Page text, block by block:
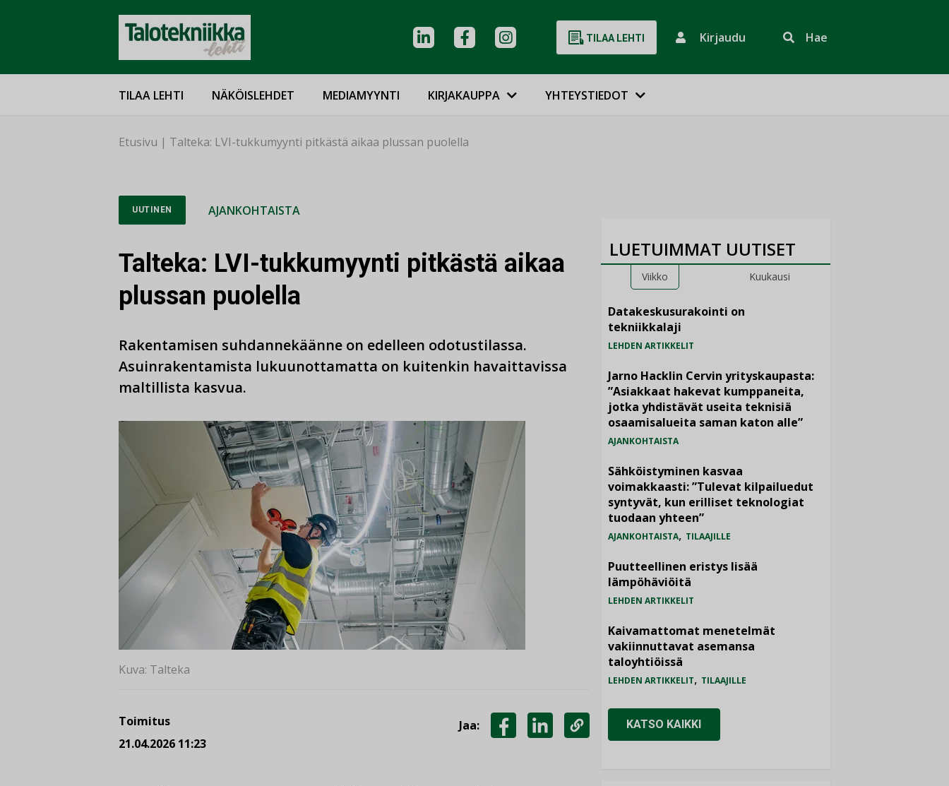
TILAA LEHTI Kirjaudu Hae
TILAA LEHTI NÄKÖISLEHDET MEDIAMYYNTI KIRJAKAUPPA YHTEYSTIEDOT
Etusivu | Talteka: LVI-tukkumyynti pitkästä aikaa plussan puolella
UUTINEN AJANKOHTAISTA
Talteka: LVI-tukkumyynti pitkästä aikaa
plussan puolella
Rakentamisen suhdannekäänne on edelleen odotustilassa.
Asuinrakentamista lukuunottamatta on kuitenkin havaittavissa
maltillista kasvua.
Kuva: Talteka
Toimitus
21.04.2026 11:23
Jaa:
KOPIOI
LUETUIMMAT UUTISET
Viikko Kuukausi
Datakeskusurakointi on
tekniikkalaji
LEHDEN ARTIKKELIT
Jarno Hacklin Cervin yrityskaupasta:
”Asiakkaat hakevat kumppaneita,
jotka yhdistävät useita teknisiä
osaamisalueita saman katon alle”
AJANKOHTAISTA
Sähköistyminen kasvaa
voimakkaasti: ”Tulevat kilpailuedut
syntyvät, kun erilliset teknologiat
tuodaan yhteen”
AJANKOHTAISTA, TILAAJILLE
Puutteellinen eristys lisää
lämpöhäviöitä
LEHDEN ARTIKKELIT
Kaivamattomat menetelmät
vakiinnuttavat asemansa
taloyhtiöissä
LEHDEN ARTIKKELIT, TILAAJILLE
KATSO KAIKKI